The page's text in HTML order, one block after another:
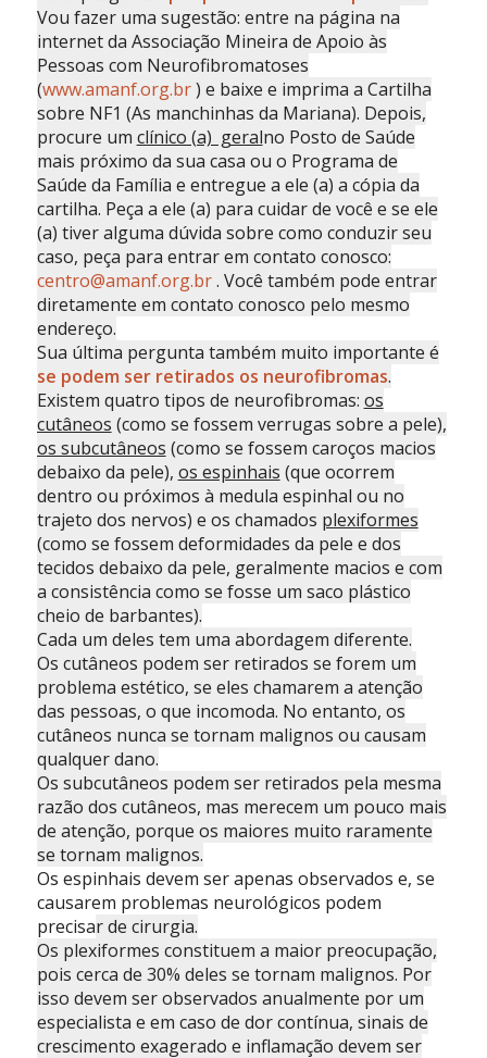
Vou fazer uma sugestão: entre na página na
internet da Associação Mineira de Apoio às
Pessoas com Neurofibromatoses
(www.amanf.org.br) e baixe e imprima a Cartilha
sobre NF1 (As manchinhas da Mariana). Depois,
procure um clínico (a) geralno Posto de Saúde
mais próximo da sua casa ou o Programa de
Saúde da Família e entregue a ele (a) a cópia da
cartilha. Peça a ele (a) para cuidar de você e se ele
(a) tiver alguma dúvida sobre como conduzir seu
caso, peça para entrar em contato conosco:
centro@amanf.org.br. Você também pode entrar
diretamente em contato conosco pelo mesmo
endereço.
Sua última pergunta também muito importante é
se podem ser retirados os neurofibromas.
Existem quatro tipos de neurofibromas: os
cutâneos (como se fossem verrugas sobre a pele),
os subcutâneos (como se fossem caroços macios
debaixo da pele), os espinhais (que ocorrem
dentro ou próximos à medula espinhal ou no
trajeto dos nervos) e os chamados plexiformes
(como se fossem deformidades da pele e dos
tecidos debaixo da pele, geralmente macios e com
a consistência como se fosse um saco plástico
cheio de barbantes).
Cada um deles tem uma abordagem diferente.
Os cutâneos podem ser retirados se forem um
problema estético, se eles chamarem a atenção
das pessoas, o que incomoda. No entanto, os
cutâneos nunca se tornam malignos ou causam
qualquer dano.
Os subcutâneos podem ser retirados pela mesma
razão dos cutâneos, mas merecem um pouco mais
de atenção, porque os maiores muito raramente
se tornam malignos.
Os espinhais devem ser apenas observados e, se
causarem problemas neurológicos podem
precisar de cirurgia.
Os plexiformes constituem a maior preocupação,
pois cerca de 30% deles se tornam malignos. Por
isso devem ser observados anualmente por um
especialista e em caso de dor contínua, sinais de
crescimento exagerado e inflamação devem ser